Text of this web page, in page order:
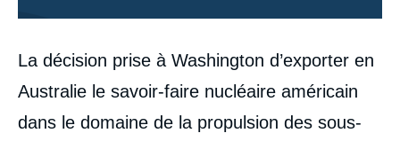
Contenu
intervention
médiatique
La décision prise à Washington d’exporter en
Australie le savoir-faire nucléaire américain
dans le domaine de la propulsion des sous-